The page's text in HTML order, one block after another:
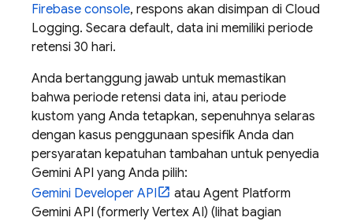
Firebase console, respons akan disimpan di Cloud
Logging. Secara default, data ini memiliki periode
retensi 30 hari.
Anda bertanggung jawab untuk memastikan
bahwa periode retensi data ini, atau periode
kustom yang Anda tetapkan, sepenuhnya selaras
dengan kasus penggunaan spesifik Anda dan
persyaratan kepatuhan tambahan untuk penyedia
Gemini API yang Anda pilih:
Gemini Developer API
atau Agent Platform
Gemini API (formerly Vertex AI) (lihat bagian